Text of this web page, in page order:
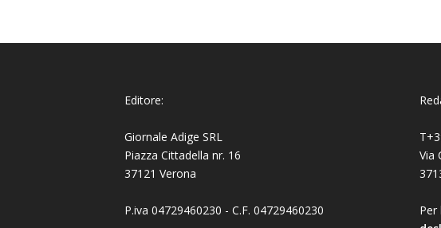
Editore:
Giornale Adige SRL
Piazza Cittadella nr. 16
37121 Verona
P.iva 04729460230 - C.F. 04729460230
Via
Per